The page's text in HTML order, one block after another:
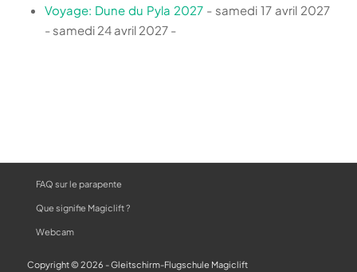
Voyage: Dune du Pyla 2027- samedi 17 avril 2027
- samedi 24 avril 2027 -
Copyright © 2026 - Gleitschirm-Flugschule Magiclift
FAQ sur le parapente
Que signifie Magiclift ?
Webcam